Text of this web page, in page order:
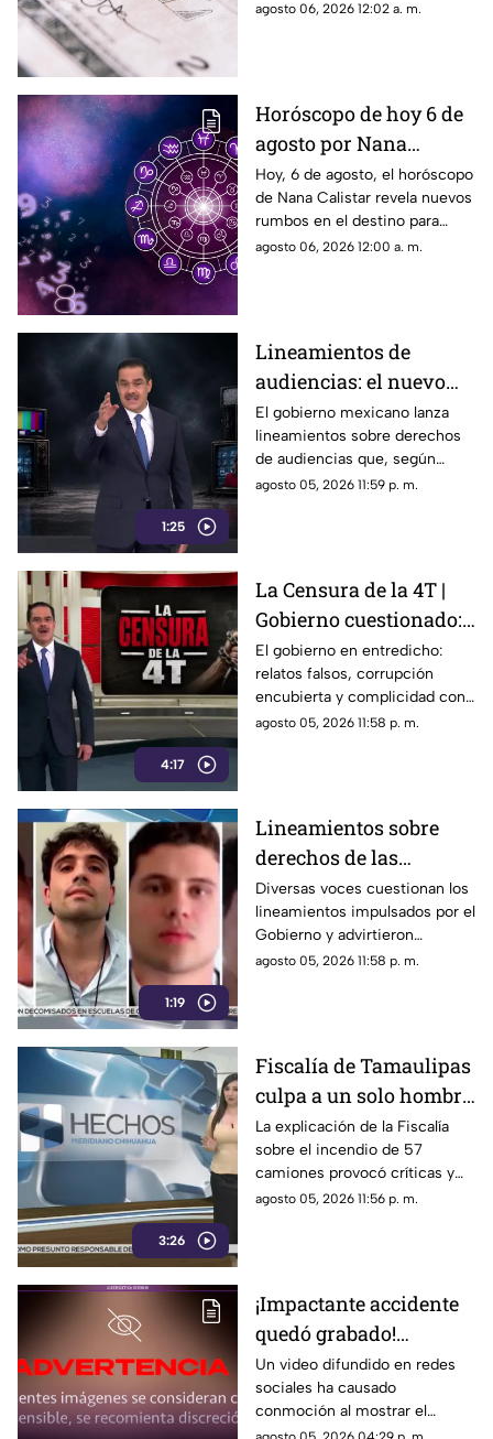
agosto 06, 2026 12:02 a. m.
Horóscopo de hoy 6 de
agosto por Nana
Calistar: Estos signos
deben cuidar su SALUD
Hoy, 6 de agosto, el horóscopo
de Nana Calistar revela nuevos
rumbos en el destino para
estos signos
agosto 06, 2026 12:00 a. m.
1:25
Lineamientos de
audiencias: el nuevo
mecanismo del
gobierno para censurar
medios y blindar la
corrupción en México
El gobierno mexicano lanza
lineamientos sobre derechos
de audiencias que, según
críticos, no protegen al
crimen organizado.
agosto 05, 2026 11:59 p. m.
4:17
La Censura de la 4T |
Gobierno cuestionado:
relatos falsos,
corrupción encubierta
y complicidad
El gobierno en entredicho:
relatos falsos, corrupción
encubierta y complicidad con
el crimen
agosto 05, 2026 11:58 p. m.
1:19
Lineamientos sobre
derechos de las
audiencias son
CENSURA disfrazada
Diversas voces cuestionan los
lineamientos impulsados por el
Gobierno y advirtieron
posibles riesgos para los
agosto 05, 2026 11:58 p. m.
3:26
Fiscalía de Tamaulipas
culpa a un solo hombre
por el incendio de un
lote 47 camiones de
papitas
La explicación de la Fiscalía
sobre el incendio de 57
camiones provocó críticas y
cuestionamientos a nivel
agosto 05, 2026 11:56 p. m.
¡Impactante accidente
quedó grabado!
Montacargas atropella
a un trabajador en una
zona portuaria y el
Un video difundido en redes
sociales ha causado
conmoción al mostrar el
momento en que un trabajador